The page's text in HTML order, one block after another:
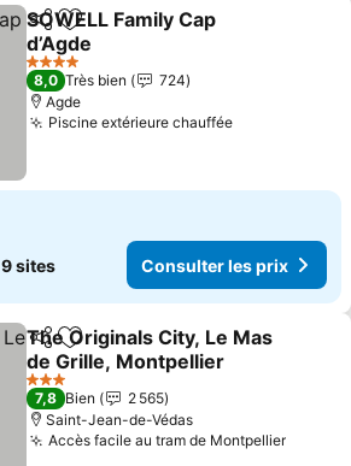
PartagerAjouter à mes favoris
SOWELL Family Cap
d’Agde
Consulter les prix
4 Étoiles
8,0 Très bien
724
Agde
Piscine extérieure chaufféeConsulter
9 sites Consulter les prix
PartagerAjouter à mes favoris
The Originals City, Le Mas
de Grille, Montpellier
Consulter les prix
3 Étoiles
7,8 Bien
2 565
Saint-Jean-de-Védas
Accès facile au tram de Montpellier